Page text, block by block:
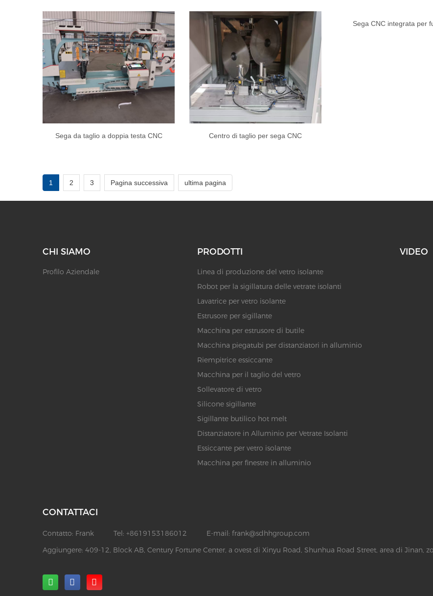
Sega da taglio a doppia testa CNC Centro di taglio per sega CNC
Sega CNC integrata per
1 2 3 Pagina successiva ultima pagina
CHI SIAMO
Profilo Aziendale
PRODOTTI
Linea di produzione del vetro isolante
Robot per la sigillatura delle vetrate isolanti
Lavatrice per vetro isolante
Estrusore per sigillante
Macchina per estrusore di butile
Macchina piegatubi per distanziatori in alluminio
Riempitrice essiccante
Macchina per il taglio del vetro
Sollevatore di vetro
Silicone sigillante
Sigillante butilico hot melt
Distanziatore in Alluminio per Vetrate Isolanti
Essiccante per vetro isolante
Macchina per finestre in alluminio
VIDEO
CONTATTACI
Contatto: Frank Tel: +8619153186012 E-mail: frank@sdhhgroup.com
Aggiungere: 409-12, Block AB, Century Fortune Center, a ovest di Xinyu Road, Shunhua Road Street, area di Jinan,